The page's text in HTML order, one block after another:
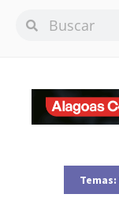
Temas: